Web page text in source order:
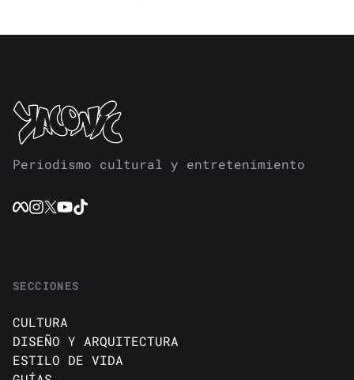
Periodismo cultural y entretenimiento
SECCIONES
CULTURA
DISEÑO Y ARQUITECTURA
ESTILO DE VIDA